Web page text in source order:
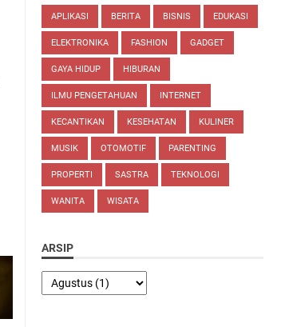
APLIKASI BERITA BISNIS EDUKASI
ELEKTRONIKA FASHION GADGET
GAYA HIDUP HIBURAN
ILMU PENGETAHUAN INTERNET
KECANTIKAN KESEHATAN KULINER
MUSIK OTOMOTIF PARENTING
PROPERTI SASTRA TEKNOLOGI
WANITA WISATA
ARSIP